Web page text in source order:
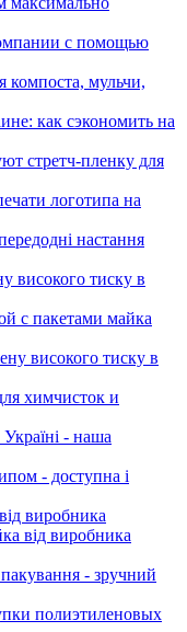
с помощью
мульчи,
как сэкономить на
стретч-пленку для
логотипа на
настання
високого тиску в
с пакетами майка
високого тиску в
химчисток и
- наша
- доступна і
виробника
від виробника
- зручний
полиэтиленовых